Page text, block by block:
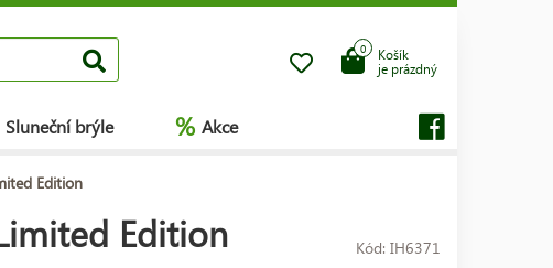
Košík
je prázdný
0
Sluneční brýle % Akce
Edition
Edition Kód: IH6371